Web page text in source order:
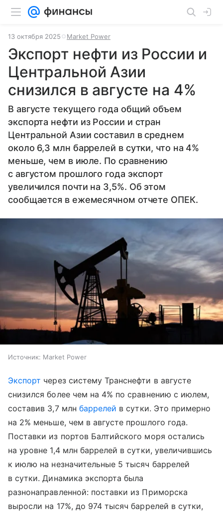
13 октября 2025 Market Power
Экспорт нефти из России и
Центральной Азии
снизился в августе на 4%
В августе текущего года общий объем
экспорта нефти из России и стран
Центральной Азии составил в среднем
около 6,3 млн баррелей в сутки, что на 4%
меньше, чем в июле. По сравнению
с августом прошлого года экспорт
увеличился почти на 3,5%. Об этом
сообщается в ежемесячном отчете ОПЕК.
Источник: Market Power
Экспорт через систему Транснефти в августе
снизился более чем на 4% по сравнению с июлем,
составив 3,7 млн баррелей в сутки. Это примерно
на 2% меньше, чем в августе прошлого года.
Поставки из портов Балтийского моря остались
на уровне 1,4 млн баррелей в сутки, увеличившись
к июлю на незначительные 5 тысяч баррелей
в сутки. Динамика экспорта была
разнонаправленной: поставки из Приморска
выросли на 17%, до 974 тысяч баррелей в сутки,